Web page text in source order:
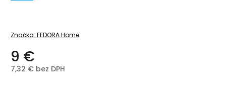
Značka: FEDORA Home
9 €
7,32 € bez DPH